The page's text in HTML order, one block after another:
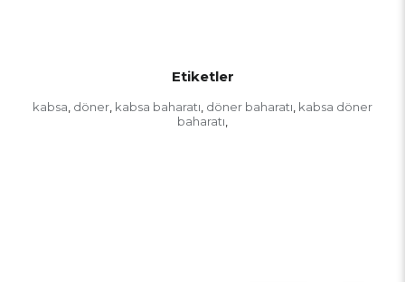
Etiketler
kabsa döner kabsa baharatı döner baharatı kabsa döner
baharatı